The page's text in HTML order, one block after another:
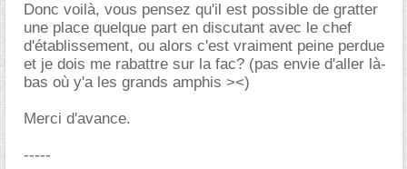
Donc voilà, vous pensez qu'il est possible de gratter
une place quelque part en discutant avec le chef
d'établissement, ou alors c'est vraiment peine perdue
et je dois me rabattre sur la fac? (pas envie d'aller là-
bas où y'a les grands amphis ><)
Merci d'avance.
-----